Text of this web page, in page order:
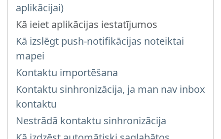
aplikācijai)
Kā ieiet aplikācijas iestatījumos
Kā izslēgt push-notifikācijas noteiktai
mapei
Kontaktu importēšana
Kontaktu sinhronizācija, ja man nav inbox
kontaktu
Nestrādā kontaktu sinhronizācija